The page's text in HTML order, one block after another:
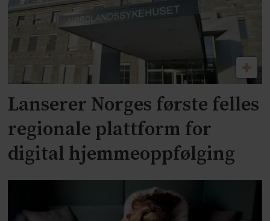
Lanserer Norges første felles
regionale plattform for
digital hjemmeoppfølging